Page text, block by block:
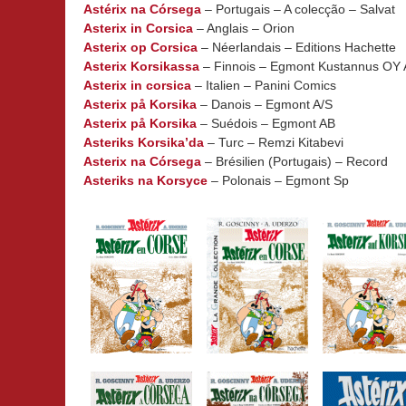
Astérix na Córsega – Portugais – A colecção – Salvat
Asterix in Corsica – Anglais – Orion
Asterix op Corsica – Néerlandais – Editions Hachette
Asterix Korsikassa – Finnois – Egmont Kustannus OY
Asterix in corsica – Italien – Panini Comics
Asterix på Korsika – Danois – Egmont A/S
Asterix på Korsika – Suédois – Egmont AB
Asteriks Korsika’da – Turc – Remzi Kitabevi
Asterix na Córsega – Brésilien (Portugais) – Record
Asteriks na Korsyce – Polonais – Egmont Sp